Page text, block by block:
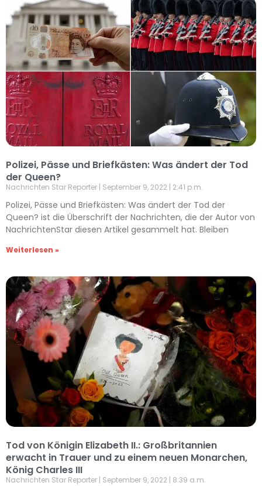
Polizei, Pässe und Briefkästen: Was ändert der Tod
der Queen?
Nachrichten Star Reporter September 9, 2022 2:41 p.m.
Polizei, Pässe und Briefkästen: Was ändert der Tod der
Queen? ist die Überschrift der Nachrichten, die der Autor von
NachrichtenStar diesen Artikel gesammelt hat. Bleiben
Weiterlesen »
Tod von Königin Elizabeth II.: Großbritannien
erwacht in Trauer und zu einem neuen Monarchen,
König Charles III
Nachrichten Star Reporter September 9, 2022 8:39 a.m.